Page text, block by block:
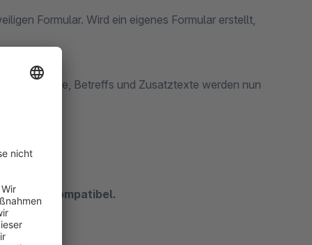
Formular. Wird ein eigenes Formular erstellt,
Formulare, Betreffs und Zusatztexte werden nun
kompatibel.